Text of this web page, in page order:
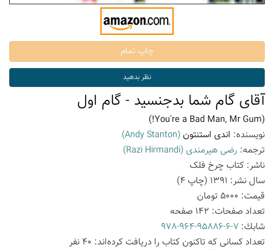
آقای گام شما بدجنسید - گام اول
(You're a Bad Man, Mr Gum!)
نویسنده: اندی استنتون (Andy Stanton)
ترجمه: رضی هیرمندی (Razi Hirmandi)
ناشر: کتاب چرخ فلک
سال نشر: 1391 (چاپ4
)
قیمت: 5000 تومان
تعداد صفحات: 142 صفحه
شابك: 978-964-95886-6-7
تعداد كسانی كه تاكنون كتاب را دریافت كرده‌اند: 40 نفر